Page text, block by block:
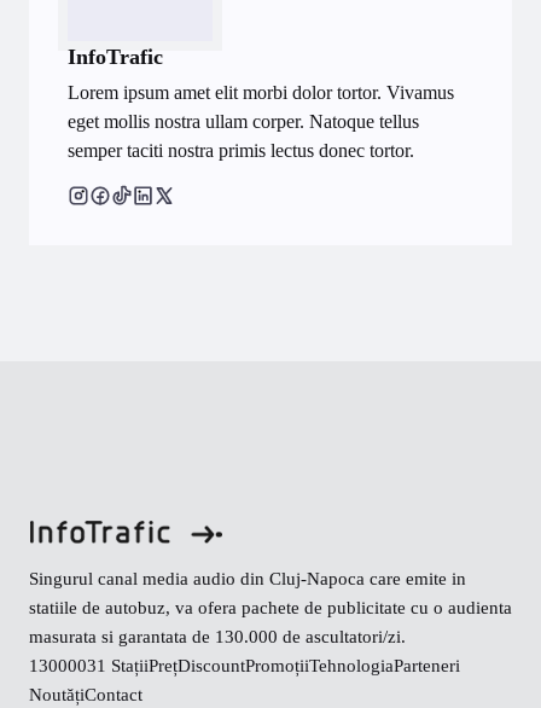
InfoTrafic
Lorem ipsum amet elit morbi dolor tortor. Vivamus
eget mollis nostra ullam corper. Natoque tellus
semper taciti nostra primis lectus donec tortor.
Singurul canal media audio din Cluj-Napoca care emite in
statiile de autobuz, va ofera pachete de publicitate cu o audienta
masurata si garantata de 130.000 de ascultatori/zi.
13000031 StațiiPrețDiscountPromoțiiTehnologiaParteneri
NoutățiContact